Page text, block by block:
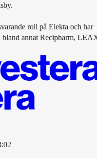
roll på Elekta och har
bland annat Recipharm,